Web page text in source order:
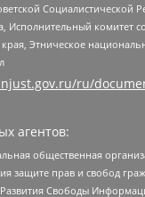
Социалистической
Исполнительный комитет
края, Этническое
ru/
агентов:
номер 40103797863, дата регистрации 10.06.2014), Некоммерческая организация "Фонд по борьбе с коррупцией", Автономная некоммерческая организация "Институт права и публичной политики", Баданин Роман Сергеевич, Гликин Максим Александрович, Железнова Мария Михайловна, Лукьянова Юлия Сергеевна, Маетная Елизавета Витальевна, Маняхин Петр Борисович, Чуракова Ольга Владимировна, Ярош Юлия Петровна, Юридическое лицо "The Insider SIA", зарегистрированное в Риге, Латвийская Республика (дата регистрации 26.06.2015), являющееся администратором доменного имени интернет-издания "The Insider SIA", https://theins.ru, Постернак Алексей Евгеньевич, Рубин Михаил Аркадьевич, Анин Роман Александрович, Юридическое лицо Istories fonds, зарегистрированное в Латвийской Республике (регистрационный номер 50008295751, дата регистрации 24.02.2020), Великовский Дмитрий Александрович, Долинина Ирина Николаевна, Мароховская Алеся Алексеевна, Шлейнов Роман Юрьевич, Шмагун Олеся Валентиновна, Общество с ограниченной ответственностью "Альтаир 2021", Общество с ограниченной ответственностью "Вега 2021", Общество с ограниченной ответственностью "Главный редактор 2021", Общество с ограниченной ответственностью "Ромашки монолит", Важенков Артем Валерьевич, Ивановская областная общественная организация "Центр гендерных исследований", Гурман Юрий Альбертович, Медиапроект "ОВД-Инфо", Егоров Владимир Владимирович, Жилинский Владимир Александрович, Общество с ограниченной ответственностью "ЗП", Иванова София Юрьевна, Карезина Инна Павловна, Кильтау Екатерина Викторовна, Петров Алексей Викторович, Пискунов Сергей Евгеньевич, Смирнов Сергей Сергеевич, Тихонов Михаил Сергеевич, Общество с ограниченной ответственностью "ЖУРНАЛИСТ-ИНОСТРАННЫЙ АГЕНТ", Арапова Галина Юрьевна, Вольтская Татьяна Анатольевна, Американская компания "Mason G.E.S. Anonymous Foundation" (США), являющаяся владельцем интернет-издания https://mnews.world/, Компания "Stichting Bellingcat", зарегистрированная в Нидерландах (дата регистрации 11.07.2018), Захаров Андрей Вячеславович, Клепиковская Екатерина Дмитриевна, Общество с ограниченной ответственностью "МЕМО", Перл Роман Александрович, Симонов Евгений Алексеевич, Соловьева Елена Анатольевна, Сотников Даниил Владимирович, Сурначева Елизавета Дмитриевна, Автономная некоммерческая организация по защите прав человека и информированию населения "Якутия – Наше Мнение", Общество с ограниченной ответственностью "Москоу диджитал медиа", с 26.01.2023 Общество с ограниченной ответственностью "Чайка Белые сады", Ветошкина Валерия Валерьевна, Заговора Максим Александрович, Межрегиональное общественное движение "Российская ЛГБТ - сеть", Оленичев Максим Владимирович, Павлов Иван Юрьевич, Скворцова Елена Сергеевна, Общество с ограниченной ответственностью "Как бы инагент", Кочетков Игорь Викторович, Общество с ограниченной ответственностью "Честные выборы", Еланчик Олег Александрович, Общество с ограниченной ответственностью "Нобелевский призыв", Гималова Регина Эмилевна, Григорьев Андрей Валерьевич, Григорьева Алина Александровна, Ассоциация по содействию защите прав призывников, альтернативнослужащих и военнослужащих "Правозащитная группа "Гражданин.Армия.Право", Хисамова Регина Фаритовна, Автономная некоммерческая организация по реализации социально-правовых программ "Лилит", Дальневосточное общественное движение "Маяк", Санкт-Петербургская ЛГБТ-инициативная группа "Выход", Инициативная группа ЛГБТ+ "Реверс", Алексеев Андрей Викторович, Бекбулатова Таисия Львовна, Беляев Иван Михайлович, Владыкина Елена Сергеевна, Гельман Марат Александрович, Никульшина Вероника Юрьевна, Толоконникова Надежда Андреевна, Шендерович Виктор Анатольевич, Общество с ограниченной ответственностью "Данное сообщение", Общество с ограниченной ответственностью Издательский дом "Новая глава", Айнбиндер Александра Александровна, Московский